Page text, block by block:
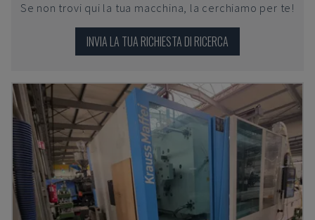
Se non trovi qui la tua macchina, la cerchiamo per te!
INVIA LA TUA RICHIESTA DI RICERCA